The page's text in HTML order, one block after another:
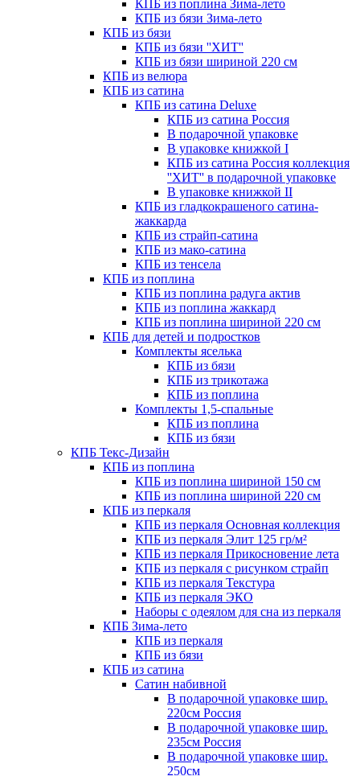
КПБ из поплина Зима-лето
КПБ из бязи Зима-лето
КПБ из бязи
КПБ из бязи ''ХИТ''
КПБ из бязи шириной 220 см
КПБ из велюра
КПБ из сатина
КПБ из сатина Deluxe
КПБ из сатина Россия
В подарочной упаковке
В упаковке книжкой I
КПБ из сатина Россия коллекция
''ХИТ'' в подарочной упаковке
В упаковке книжкой II
КПБ из гладкокрашеного сатина-
жаккарда
КПБ из страйп-сатина
КПБ из мако-сатина
КПБ из тенсела
КПБ из поплина
КПБ из поплина радуга актив
КПБ из поплина жаккард
КПБ из поплина шириной 220 см
КПБ для детей и подростков
Комплекты яселька
КПБ из бязи
КПБ из трикотажа
КПБ из поплина
Комплекты 1,5-спальные
КПБ из поплина
КПБ из бязи
КПБ Текс-Дизайн
КПБ из поплина
КПБ из поплина шириной 150 см
КПБ из поплина шириной 220 см
КПБ из перкаля
КПБ из перкаля Основная коллекция
КПБ из перкаля Элит 125 гр/м²
КПБ из перкаля Прикосновение лета
КПБ из перкаля с рисунком страйп
КПБ из перкаля Текстура
КПБ из перкаля ЭКО
Наборы с одеялом для сна из перкаля
КПБ Зима-лето
КПБ из перкаля
КПБ из бязи
КПБ из сатина
Сатин набивной
В подарочной упаковке шир.
220см Россия
В подарочной упаковке шир.
235см Россия
В подарочной упаковке шир.
250см